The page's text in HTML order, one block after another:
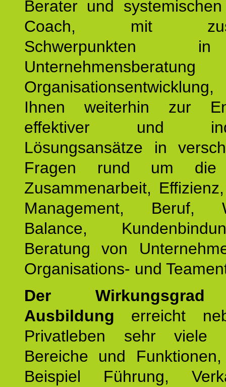
Berater und
Coach, mit
Schwerpunkten
Ihnen weiterhin zur
effektiver und
Lösungsansätze in
Fragen rund um die
Zusammenarbeit,
Management, Beruf,
Balance,
Beratung von
Organisations- und
Der
Ausbildung erreicht
Privatleben sehr viele
Bereiche und
Beispiel Führung,